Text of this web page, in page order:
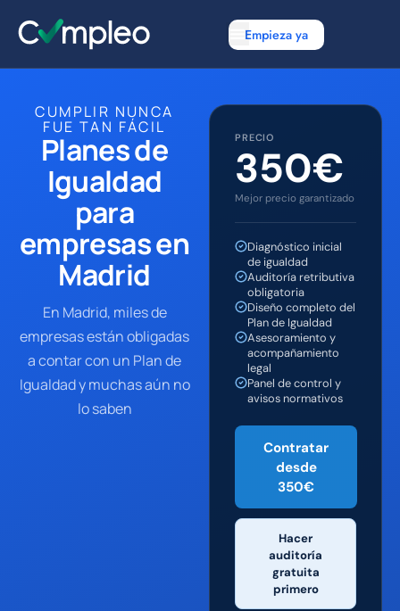
Empieza ya
CUMPLIR NUNCA
FUE TAN FÁCIL
Planes de
Igualdad
para
empresas en
Madrid
En Madrid, miles de
empresas están obligadas
a contar con un Plan de
Igualdad y muchas aún no
lo saben
PRECIO
350€
Mejor precio garantizado
Diagnóstico inicial
de igualdad
Auditoría retributiva
obligatoria
Diseño completo del
Plan de Igualdad
Asesoramiento y
acompañamiento
legal
Panel de control y
avisos normativos
Contratar
desde
350€
Hacer
auditoría
gratuita
primero